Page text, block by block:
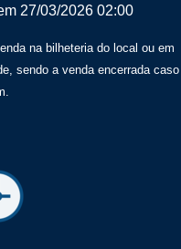
27/03/2026 02:00
na bilheteria do local ou em
sendo a venda encerrada caso